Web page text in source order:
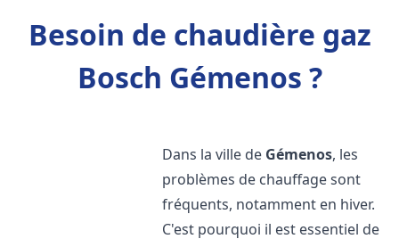
Besoin de chaudière gaz
Bosch Gémenos ?
Dans la ville de Gémenos, les
problèmes de chauffage sont
fréquents, notamment en hiver.
C'est pourquoi il est essentiel de